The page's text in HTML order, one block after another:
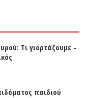
Τι γιορτάζουμε -
παιδιού